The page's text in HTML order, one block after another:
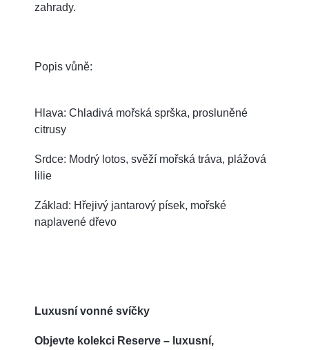
zahrady.
Popis vůně:
Hlava: Chladivá mořská sprška, prosluněné
citrusy
Srdce: Modrý lotos, svěží mořská tráva, plážová
lilie
Základ: Hřejivý jantarový písek, mořské
naplavené dřevo
Luxusní vonné svíčky
Objevte kolekci Reserve – luxusní,